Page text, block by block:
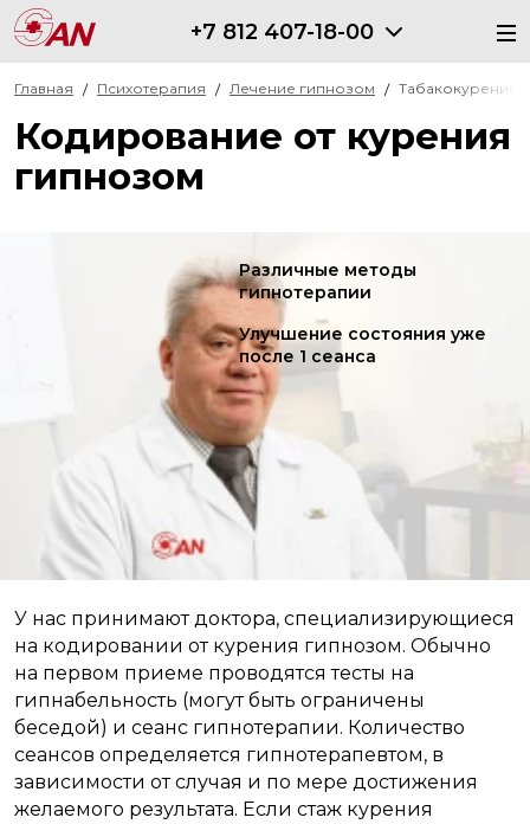
+7 812 407-18-00
Главная Психотерапия Лечение гипнозом Табакокурение
Кодирование от курения
гипнозом
Различные методы
гипнотерапии
Улучшение состояния уже
после 1 сеанса
У нас принимают доктора, специализирующиеся
на кодировании от курения гипнозом. Обычно
на первом приеме проводятся тесты на
гипнабельность (могут быть ограничены
беседой) и сеанс гипнотерапии. Количество
сеансов определяется гипнотерапевтом, в
зависимости от случая и по мере достижения
желаемого результата. Если стаж курения